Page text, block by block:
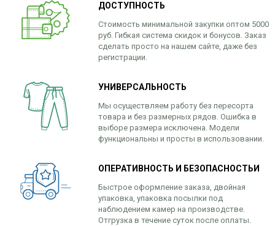
ДОСТУПНОСТЬ
Стоимость минимальной закупки оптом 5000
руб. Гибкая система скидок и бонусов. Заказ
сделать просто на нашем сайте, даже без
регистрации.
УНИВЕРСАЛЬНОСТЬ
Мы осуществляем работу без пересорта
товара и без размерных рядов. Ошибка в
выборе размера исключена. Модели
функциональны и просты в использовании.
ОПЕРАТИВНОСТЬ И БЕЗОПАСНОСТЬИ
Быстрое оформление заказа, двойная
упаковка, упаковка посылки под
наблюдением камер на производстве.
Отгрузка в течение суток после оплаты.